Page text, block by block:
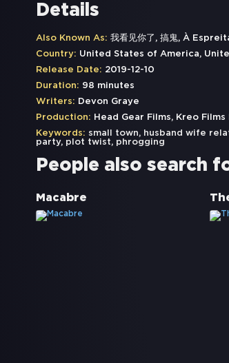
Details
Also Known As: 我看见你了, 搞鬼, À
Country: United States of America,
Release Date: 2019-12-10
Duration: 98 minutes
Writers: Devon Graye
Production: Head Gear Films, Kreo
Keywords: small town, husband wife
party, plot twist, phrogging
People also search
Macabre